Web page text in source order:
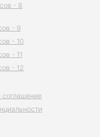
соглашение
- 8
- 9
- 10
- 11
- 12